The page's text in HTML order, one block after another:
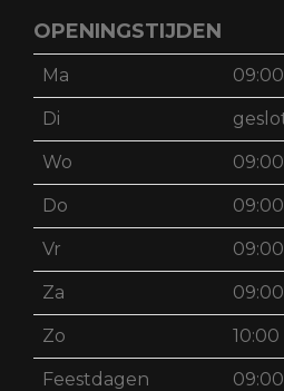
OPENINGSTIJDEN
Ma 09:00
Di
Wo 09:00
Do 09:00
Vr 09:00
Za 09:00
Zo 10:00
Feestdagen 09:00